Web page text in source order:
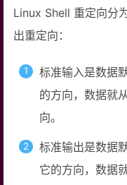
Linux Shell 重定向分
出重定向：
标准输入是数据
的方向，数据就
向。
标准输出是数据
它的方向，数据